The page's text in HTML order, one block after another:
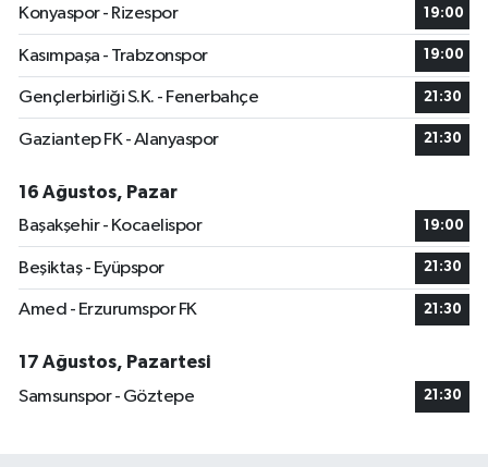
Konyaspor - Rizespor
19:00
Kasımpaşa - Trabzonspor 19:00
Gençlerbirliği S.K. - Fenerbahçe 21:30
Gaziantep FK - Alanyaspor 21:30
16 Ağustos, Pazar
Başakşehir - Kocaelispor
19:00
Beşiktaş - Eyüpspor 21:30
Amed - Erzurumspor FK 21:30
17 Ağustos, Pazartesi
Samsunspor - Göztepe
21:30